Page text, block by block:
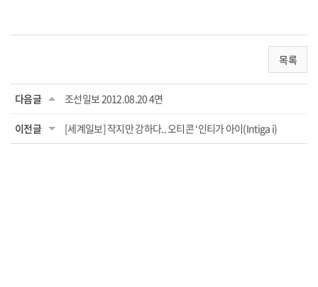
목록
다음글 조선일보 2012.08.20 4면
이전글 [세계일보] 작지만 강하다.. 오티콘 ‘인티가 아이(Intiga i)